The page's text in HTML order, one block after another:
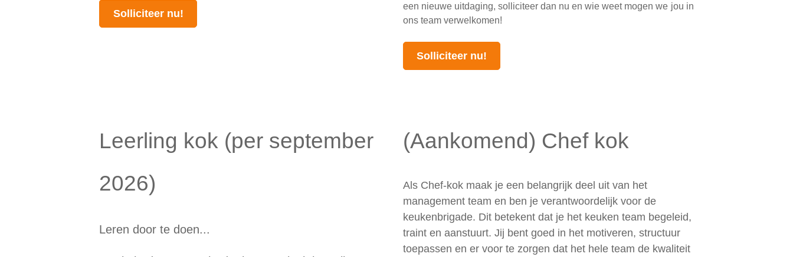
Solliciteer nu!
een nieuwe uitdaging, solliciteer dan nu en wie weet mogen we jou in
ons team verwelkomen!
Solliciteer nu!
Leerling kok (per september
2026)
Leren door te doen...
(Aankomend) Chef kok
Als Chef-kok maak je een belangrijk deel uit van het
management team en ben je verantwoordelijk voor de
keukenbrigade. Dit betekent dat je het keuken team begeleid,
traint en aanstuurt. Jij bent goed in het motiveren, structuur
toepassen en er voor te zorgen dat het hele team de kwaliteit